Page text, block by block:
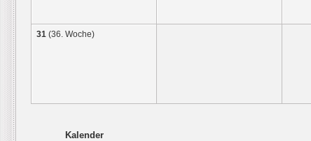
31 (36. Woche)
Kalender